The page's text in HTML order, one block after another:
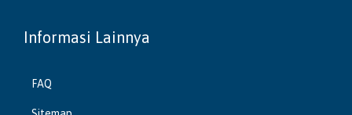
Informasi Lainnya
FAQ